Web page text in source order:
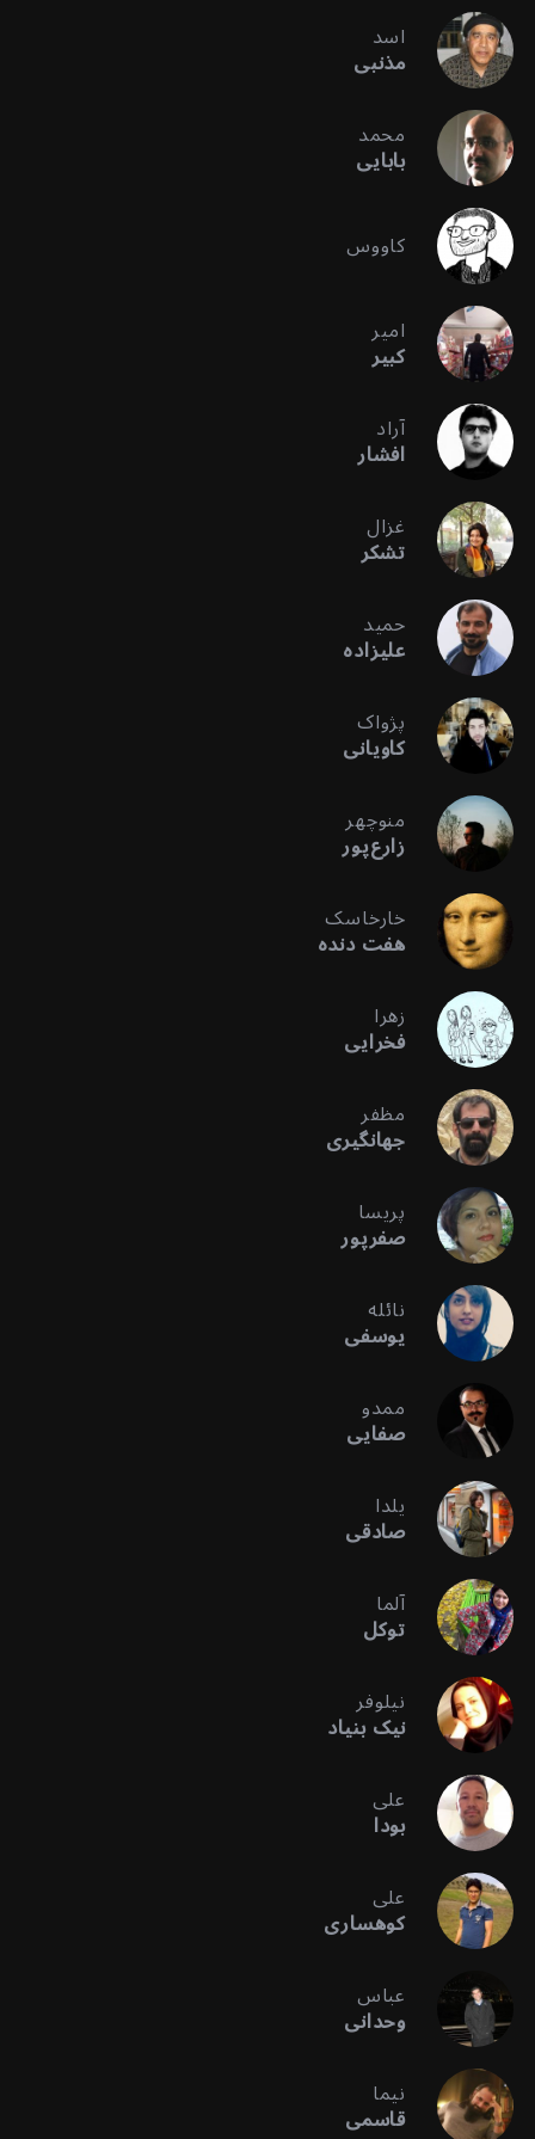
اسد
مذنبی
محمد
بابایی
کاووس
امیر
کبیر
آراد
افشار
غزال
تشکر
حمید
علیزاده
پژواک
کاویانی
منوچهر
زارع‌پور
خارخاسک
هفت دنده
زهرا
فخرایی
مظفر
جهانگیری
پریسا
صفرپور
نائله
یوسفی
ممدو
صفایی
یلدا
صادقی
آلما
توکل
نیلوفر
نیک بنیاد
علی
بودا
علی
کوهساری
عباس
وحدانی
نیما
قاسمی